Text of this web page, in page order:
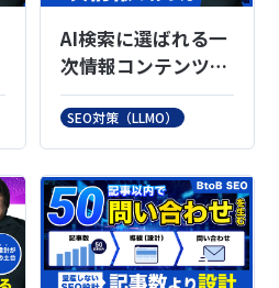
AI検索に選ばれる一
次情報コンテンツの
作り方
SEO対策（LLMO）